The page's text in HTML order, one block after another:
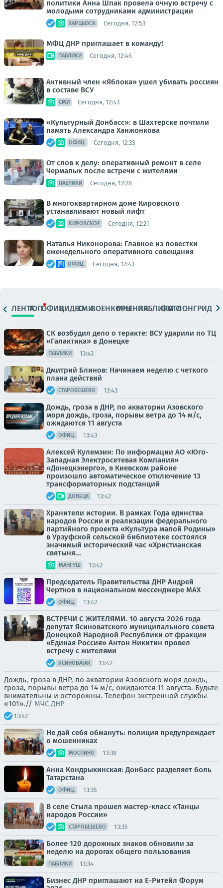
политики Анна Шпак провела очную встречу с
молодыми сотрудниками администрации
ХАРЦЫЗСК Сегодня, 12:53
МФЦ ДНР приглашает в команду!
ПАБЛИКИ Сегодня, 12:46
Активный член «Яблока» ушел убивать россиян
в составе ВСУ
СМИ Сегодня, 12:43
«Культурный Донбасс»: в Шахтерске почтили
память Александра Ханжонкова
ОФИЦ. Сегодня, 12:33
От слов к делу: оперативный ремонт в селе
Чермалык после встречи с жителями
ПАБЛИКИ Сегодня, 12:28
В многоквартирном доме Кировского
устанавливают новый лифт
КИРОВСКОЕ Сегодня, 12:21
Наталья Никонорова: Главное из повестки
еженедельного оперативного совещания
ОФИЦ. Сегодня, 12:43
ЛЕНТАТОПОФИЦ.ВИДЕОСМИВОЕНКОРЫМНЕНИЯПАБЛИКИ
ФОТОЛОНГРИДЫ
СК возбудил дело о теракте: ВСУ ударили по ТЦ
«Галактика» в Донецке
ПАБЛИКИ 13:43
Дмитрий Блинов: Начинаем неделю с четкого
плана действий
СТАРОБЕШЕВО 13:43
Дождь, гроза в ДНР, по акватории Азовского
моря дождь, гроза, порывы ветра до 14 м/с,
ожидаются 11 августа
ОФИЦ. 13:43
Алексей Кулемзин: По информации АО «Юго-
Западная Электросетевая Компания»
«Донецкэнерго», в Киевском районе
произошло автоматическое отключение 13
трансформаторных подстанций
ДОНЕЦК 13:42
Хранители истории. В рамках Года единства
народов России и реализации федерального
партийного проекта «Культура малой Родины»
в Урзуфской сельской библиотеке состоялся
значимый исторический час «Христианская
святыня...
МАНГУШ 13:42
Председатель Правительства ДНР Андрей
Чертков в национальном мессенджере MAX
ОФИЦ. 13:42
ВСТРЕЧИ С ЖИТЕЛЯМИ. 10 августа 2026 года
депутат Ясиноватского муниципального совета
Донецкой Народной Республики от фракции
«Единая Россия» Антон Никитин провел
встречу с жителями
ЯСИНОВАТАЯ 13:42
Дождь, гроза в ДНР, по акватории Азовского моря дождь,
гроза, порывы ветра до 14 м/с, ожидаются 11 августа. Будьте
внимательны и осторожны. Телефон экстренной службы
«101».// МЧС ДНР
13:42
Не дай себя обмануть: полиция предупреждает
о мошенниках
МОСПИНО 13:38
Анна Кондрыкинская: Донбасс разделяет боль
Татарстана
ОФИЦ. 13:35
В селе Стыла прошел мастер-класс «Танцы
народов России»
СТАРОБЕШЕВО 13:35
Более 120 дорожных знаков обновили за
неделю на дорогах общего пользования
ПАБЛИКИ 13:34
Бизнес ДНР приглашают на Е-Ритейл Форум